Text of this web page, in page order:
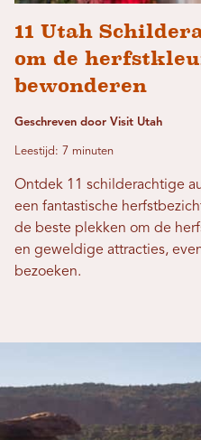
11 Utah
om de
bewonderen
Geschreven door Visit Utah
Leestijd: 7 minuten
Ontdek 11 schilderachtige
een fantastische
de beste plekken om de
en geweldige attracties,
bezoeken.